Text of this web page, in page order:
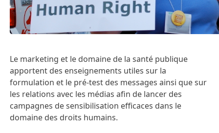
Le marketing et le domaine de la santé publique
apportent des enseignements utiles sur la
formulation et le pré-test des messages ainsi que sur
les relations avec les médias afin de lancer des
campagnes de sensibilisation efficaces dans le
domaine des droits humains.